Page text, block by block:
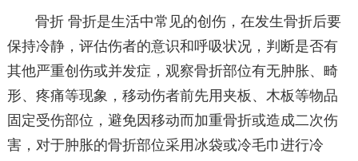
骨折 骨折是生活中常见的创伤，在发生骨折后要
保持冷静，评估伤者的意识和呼吸状况，判断是否有
其他严重创伤或并发症，观察骨折部位有无肿胀、畸
形、疼痛等现象，移动伤者前先用夹板、木板等物品
固定受伤部位，避免因移动而加重骨折或造成二次伤
害，对于肿胀的骨折部位采用冰袋或冷毛巾进行冷